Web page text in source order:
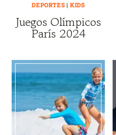
DEPORTES|KIDS
Juegos Olímpicos
París 2024